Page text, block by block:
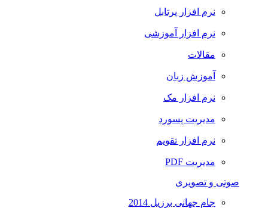
نرم افزار پرتابل
نرم افزار آموزشی
مقالات
آموزش زبان
نرم افزار مک
مدیریت پسورد
نرم افزار تقویم
مدیریت PDF
صوتی و تصویری
جام جهانی برزیل 2014